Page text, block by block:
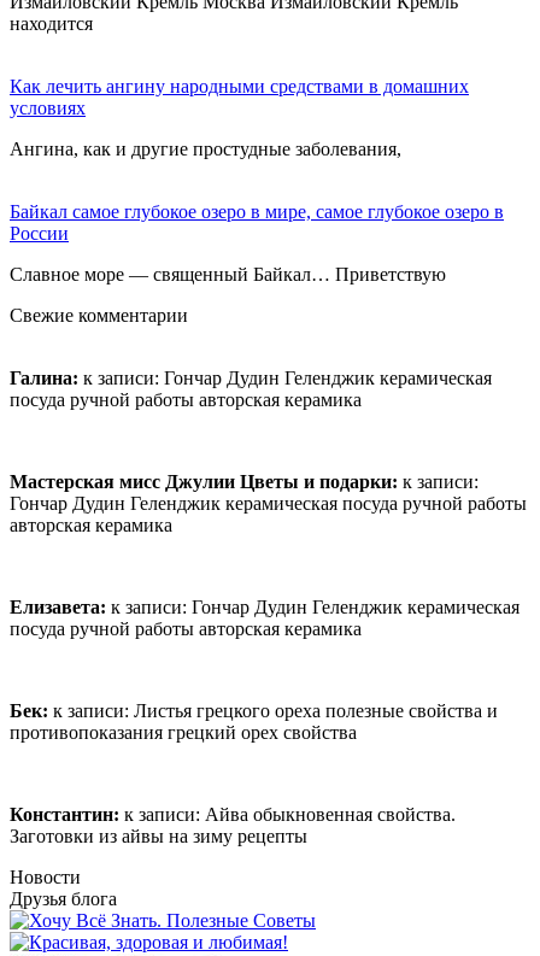
находится
Как лечить ангину народными средствами в домашних
условиях
Ангина, как и другие простудные заболевания,
Байкал самое глубокое озеро в мире, самое глубокое озеро в
России
Славное море — священный Байкал… Приветствую
Свежие комментарии
Галина: к записи: Гончар Дудин Геленджик керамическая
посуда ручной работы авторская керамика
Мастерская мисс Джулии Цветы и подарки: к записи:
Гончар Дудин Геленджик керамическая посуда ручной работы
авторская керамика
Елизавета: к записи: Гончар Дудин Геленджик керамическая
посуда ручной работы авторская керамика
Бек: к записи: Листья грецкого ореха полезные свойства и
противопоказания грецкий орех свойства
Константин: к записи: Айва обыкновенная свойства.
Заготовки из айвы на зиму рецепты
Новости
Друзья блога